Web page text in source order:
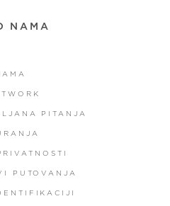
NAMA
PITANJA
PUTOVANJA